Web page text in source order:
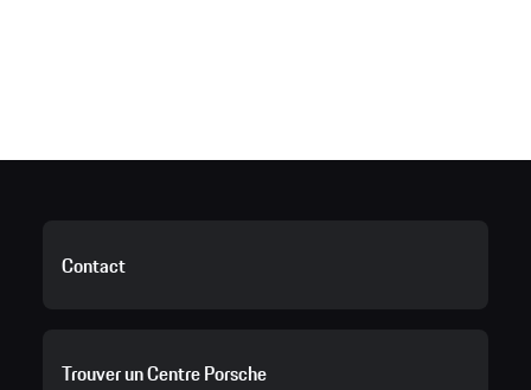
Contact
Trouver un Centre Porsche